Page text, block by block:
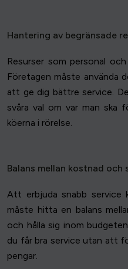
Hantering av begränsade
Resurser som personal
Företagen måste
att ge dig bättre service.
svåra val om var man ska
köerna i rörelse.
Balans mellan kostnad och
Att erbjuda snabb service
måste hitta en balans
och hålla sig inom
du får bra service utan att
pengar.